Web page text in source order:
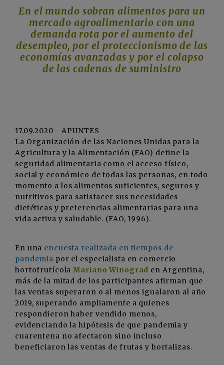
En el mundo sobran alimentos para un
mercado agroalimentario con una
demanda rota por el aumento del
desempleo, por el proteccionismo de las
economías avanzadas y por el colapso
de las cadenas de suministro
17.09.2020 - APUNTES
La Organización de las Naciones Unidas para la
Agricultura y la Alimentación (FAO) define la
seguridad alimentaria como el acceso físico,
social y económico de todas las personas, en todo
momento a los alimentos suficientes, seguros y
nutritivos para satisfacer sus necesidades
dietéticas y preferencias alimentarias para una
vida activa y saludable. (FAO, 1996).
En una encuesta realizada en tiempos de
pandemia por el especialista en comercio
hortofrutícolaMariano Winograd en Argentina,
más de la mitad de los participantes afirman que
las ventas superaron o al menos igualaron al año
2019, superando ampliamente a quienes
respondieron haber vendido menos,
evidenciando la hipótesis de que pandemia y
cuarentena no afectaron sino incluso
beneficiaron las ventas de frutas y hortalizas.